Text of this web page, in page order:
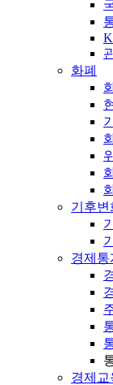
화폐
기후변
경제통
경제교